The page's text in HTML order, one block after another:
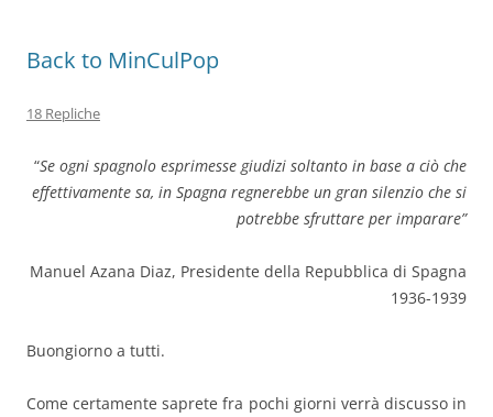
Back to MinCulPop
18 Repliche
“Se ogni spagnolo esprimesse giudizi soltanto in base a ciò che
effettivamente sa, in Spagna regnerebbe un gran silenzio che si
potrebbe sfruttare per imparare”
Manuel Azana Diaz, Presidente della Repubblica di Spagna
1936-1939
Buongiorno a tutti.
Come certamente saprete fra pochi giorni verrà discusso in